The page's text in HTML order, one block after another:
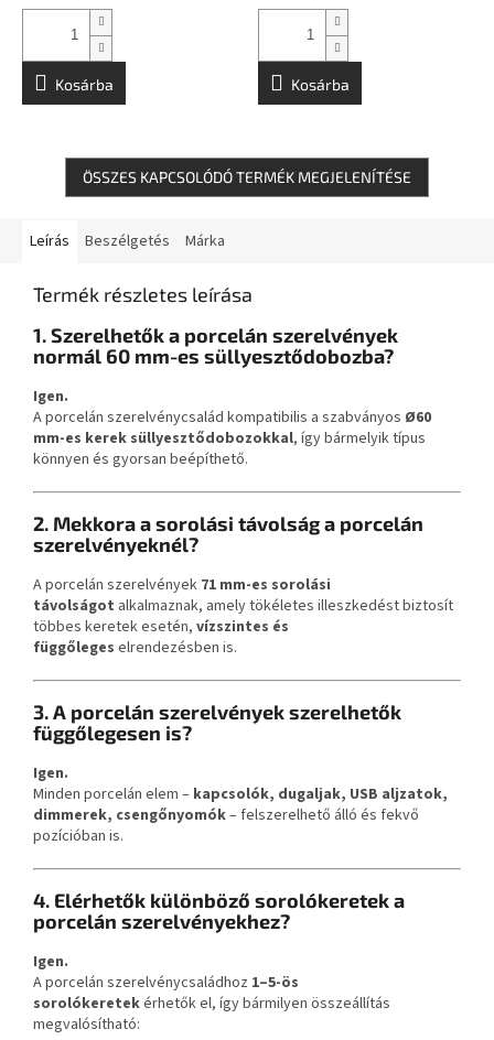
Kosárba Kosárba
ÖSSZES KAPCSOLÓDÓ TERMÉK MEGJELENÍTÉSE
Leírás Beszélgetés Márka
Termék részletes leírása
1. Szerelhetők a porcelán szerelvények
normál 60 mm-es süllyesztődobozba?
Igen.
A porcelán szerelvénycsalád kompatibilis a szabványos Ø60
mm-es kerek süllyesztődobozokkal, így bármelyik típus
könnyen és gyorsan beépíthető.
2. Mekkora a sorolási távolság a porcelán
szerelvényeknél?
A porcelán szerelvények 71 mm-es sorolási
távolságot alkalmaznak, amely tökéletes illeszkedést biztosít
többes keretek esetén, vízszintes és
függőleges elrendezésben is.
3. A porcelán szerelvények szerelhetők
függőlegesen is?
Igen.
Minden porcelán elem – kapcsolók, dugaljak, USB aljzatok,
dimmerek, csengőnyomók– felszerelhető álló és fekvő
pozícióban is.
4. Elérhetők különböző sorolókeretek a
porcelán szerelvényekhez?
Igen.
A porcelán szerelvénycsaládhoz 1–5-ös
sorolókeretekérhetők el, így bármilyen összeállítás
megvalósítható: